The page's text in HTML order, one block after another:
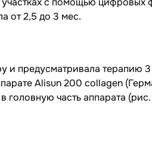
от 2,5 до 3 мес.
и предусматривала
Аlisun 200 collagen
головную часть аппарата (рис.